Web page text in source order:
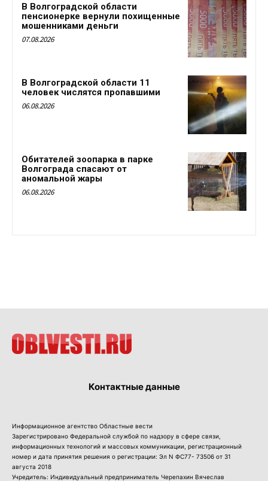
В Волгоградской области
пенсионерке вернули похищенные
мошенниками деньги
07.08.2026
В Волгоградской области 11
человек числятся пропавшими
06.08.2026
Обитателей зоопарка в парке
Волгограда спасают от
аномальной жары
06.08.2026
Контактные данные
Информационное агентство Областные вести
Зарегистрировано Федеральной службой по надзору в сфере связи,
информационных технологий и массовых коммуникации, регистрационный
номер и дата принятия решения о регистрации: Эл N ФС77- 73506 от 31
августа 2018
Учредитель: Индивидуальный предприниматель Черепахин Вячеслав